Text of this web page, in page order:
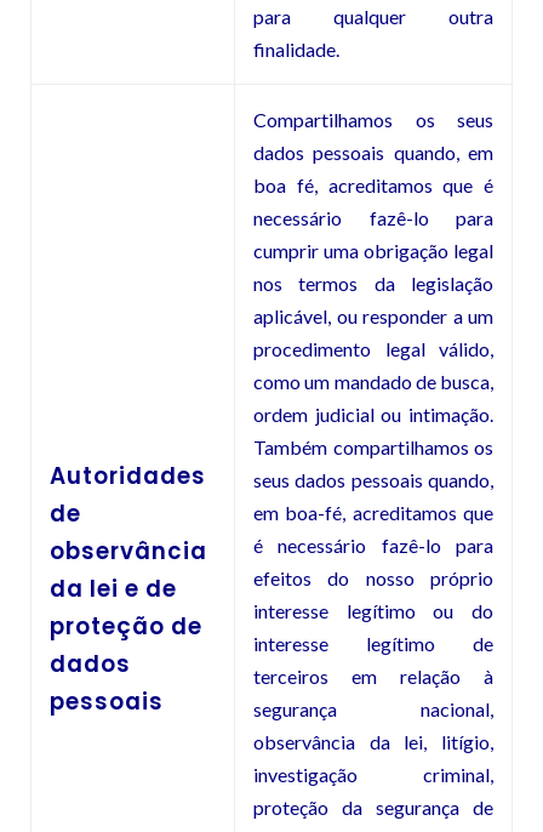
para qualquer outra
finalidade.
Autoridades
de
observância
da lei e de
proteção de
dados
pessoais
Compartilhamos os seus
dados pessoais quando, em
boa fé, acreditamos que é
necessário fazê-lo para
cumprir uma obrigação legal
nos termos da legislação
aplicável, ou responder a um
procedimento legal válido,
como um mandado de busca,
ordem judicial ou intimação.
Também compartilhamos os
seus dados pessoais quando,
em boa-fé, acreditamos que
é necessário fazê-lo para
efeitos do nosso próprio
interesse legítimo ou do
interesse legítimo de
terceiros em relação à
segurança nacional,
observância da lei, litígio,
investigação criminal,
proteção da segurança de